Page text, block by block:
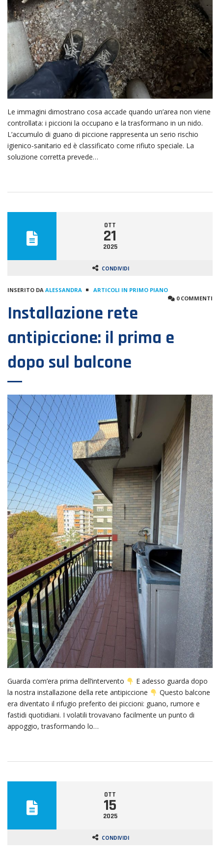
Le immagini dimostrano cosa accade quando un’area non viene
controllata: i piccioni la occupano e la trasformano in un nido.
L’accumulo di guano di piccione rappresenta un serio rischio
igienico-sanitario ed è classificato come rifiuto speciale. La
soluzione corretta prevede…
OTT
21
2025
CONDIVIDI
INSERITO DA ALESSANDRA
ARTICOLI IN PRIMO PIANO
0 COMMENTI
Installazione rete
antipiccione: il prima e
dopo sul balcone
Guarda com’era prima dell’intervento
E adesso guarda dopo
la nostra installazione della rete antipiccione
Questo balcone
era diventato il rifugio preferito dei piccioni: guano, rumore e
fastidi quotidiani. I volatili trovavano facilmente un punto di
appoggio, trasformando lo…
OTT
15
2025
CONDIVIDI